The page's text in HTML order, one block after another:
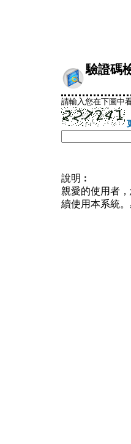
驗證碼
請輸入您在下圖中
說明︰
親愛的使用者
續使用本系統。